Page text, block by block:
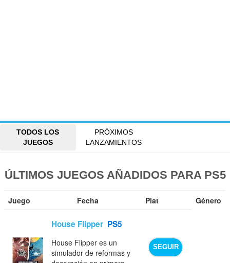
TODOS LOS
JUEGOS
PRÓXIMOS
LANZAMIENTOS
ÚLTIMOS JUEGOS AÑADIDOS PARA PS5
Juego Fecha Plat Género
House Flipper PS5
SEGUIR
House Flipper es un
simulador de reformas y